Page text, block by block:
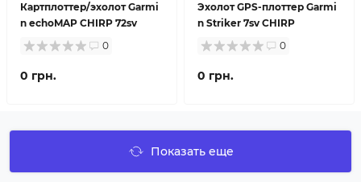
Картплоттер/эхолот Garmi
n echoMAP CHIRP 72sv
0
0 грн.
Эхолот GPS-плоттер Garmi
n Striker 7sv CHIRP
0
0 грн.
Показать еще